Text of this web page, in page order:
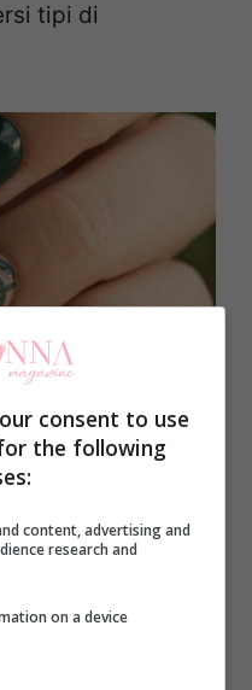
tipi di
i colori per una
del cielo
stessa
nuance, che
a un
consent to use
the following
content, advertising and
research and
on a device